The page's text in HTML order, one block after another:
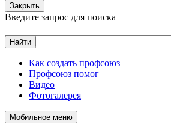
Закрыть
Введите запрос для поиска
Найти
Как создать профсоюз
Профсоюз помог
Видео
Фотогалерея
Мобильное меню